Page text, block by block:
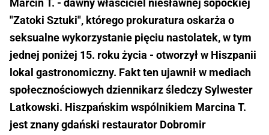
Marcin T. - dawny właściciel niesławnej sopockiej
"Zatoki Sztuki", którego prokuratura oskarża o
seksualne wykorzystanie pięciu nastolatek, w tym
jednej poniżej 15. roku życia - otworzył w Hiszpanii
lokal gastronomiczny. Fakt ten ujawnił w mediach
społecznościowych dziennikarz śledczy Sylwester
Latkowski. Hiszpańskim wspólnikiem Marcina T.
jest znany gdański restaurator Dobromir